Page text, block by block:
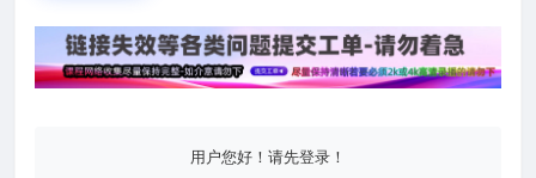
用户您好！请先登录！